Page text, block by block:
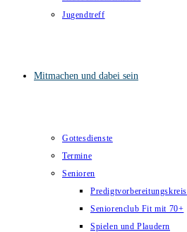
Jugendtreff
Mitmachen und dabei sein
Gottesdienste
Termine
Senioren
Predigtvorbereitungskreis
Seniorenclub Fit mit 70+
Spielen und Plaudern